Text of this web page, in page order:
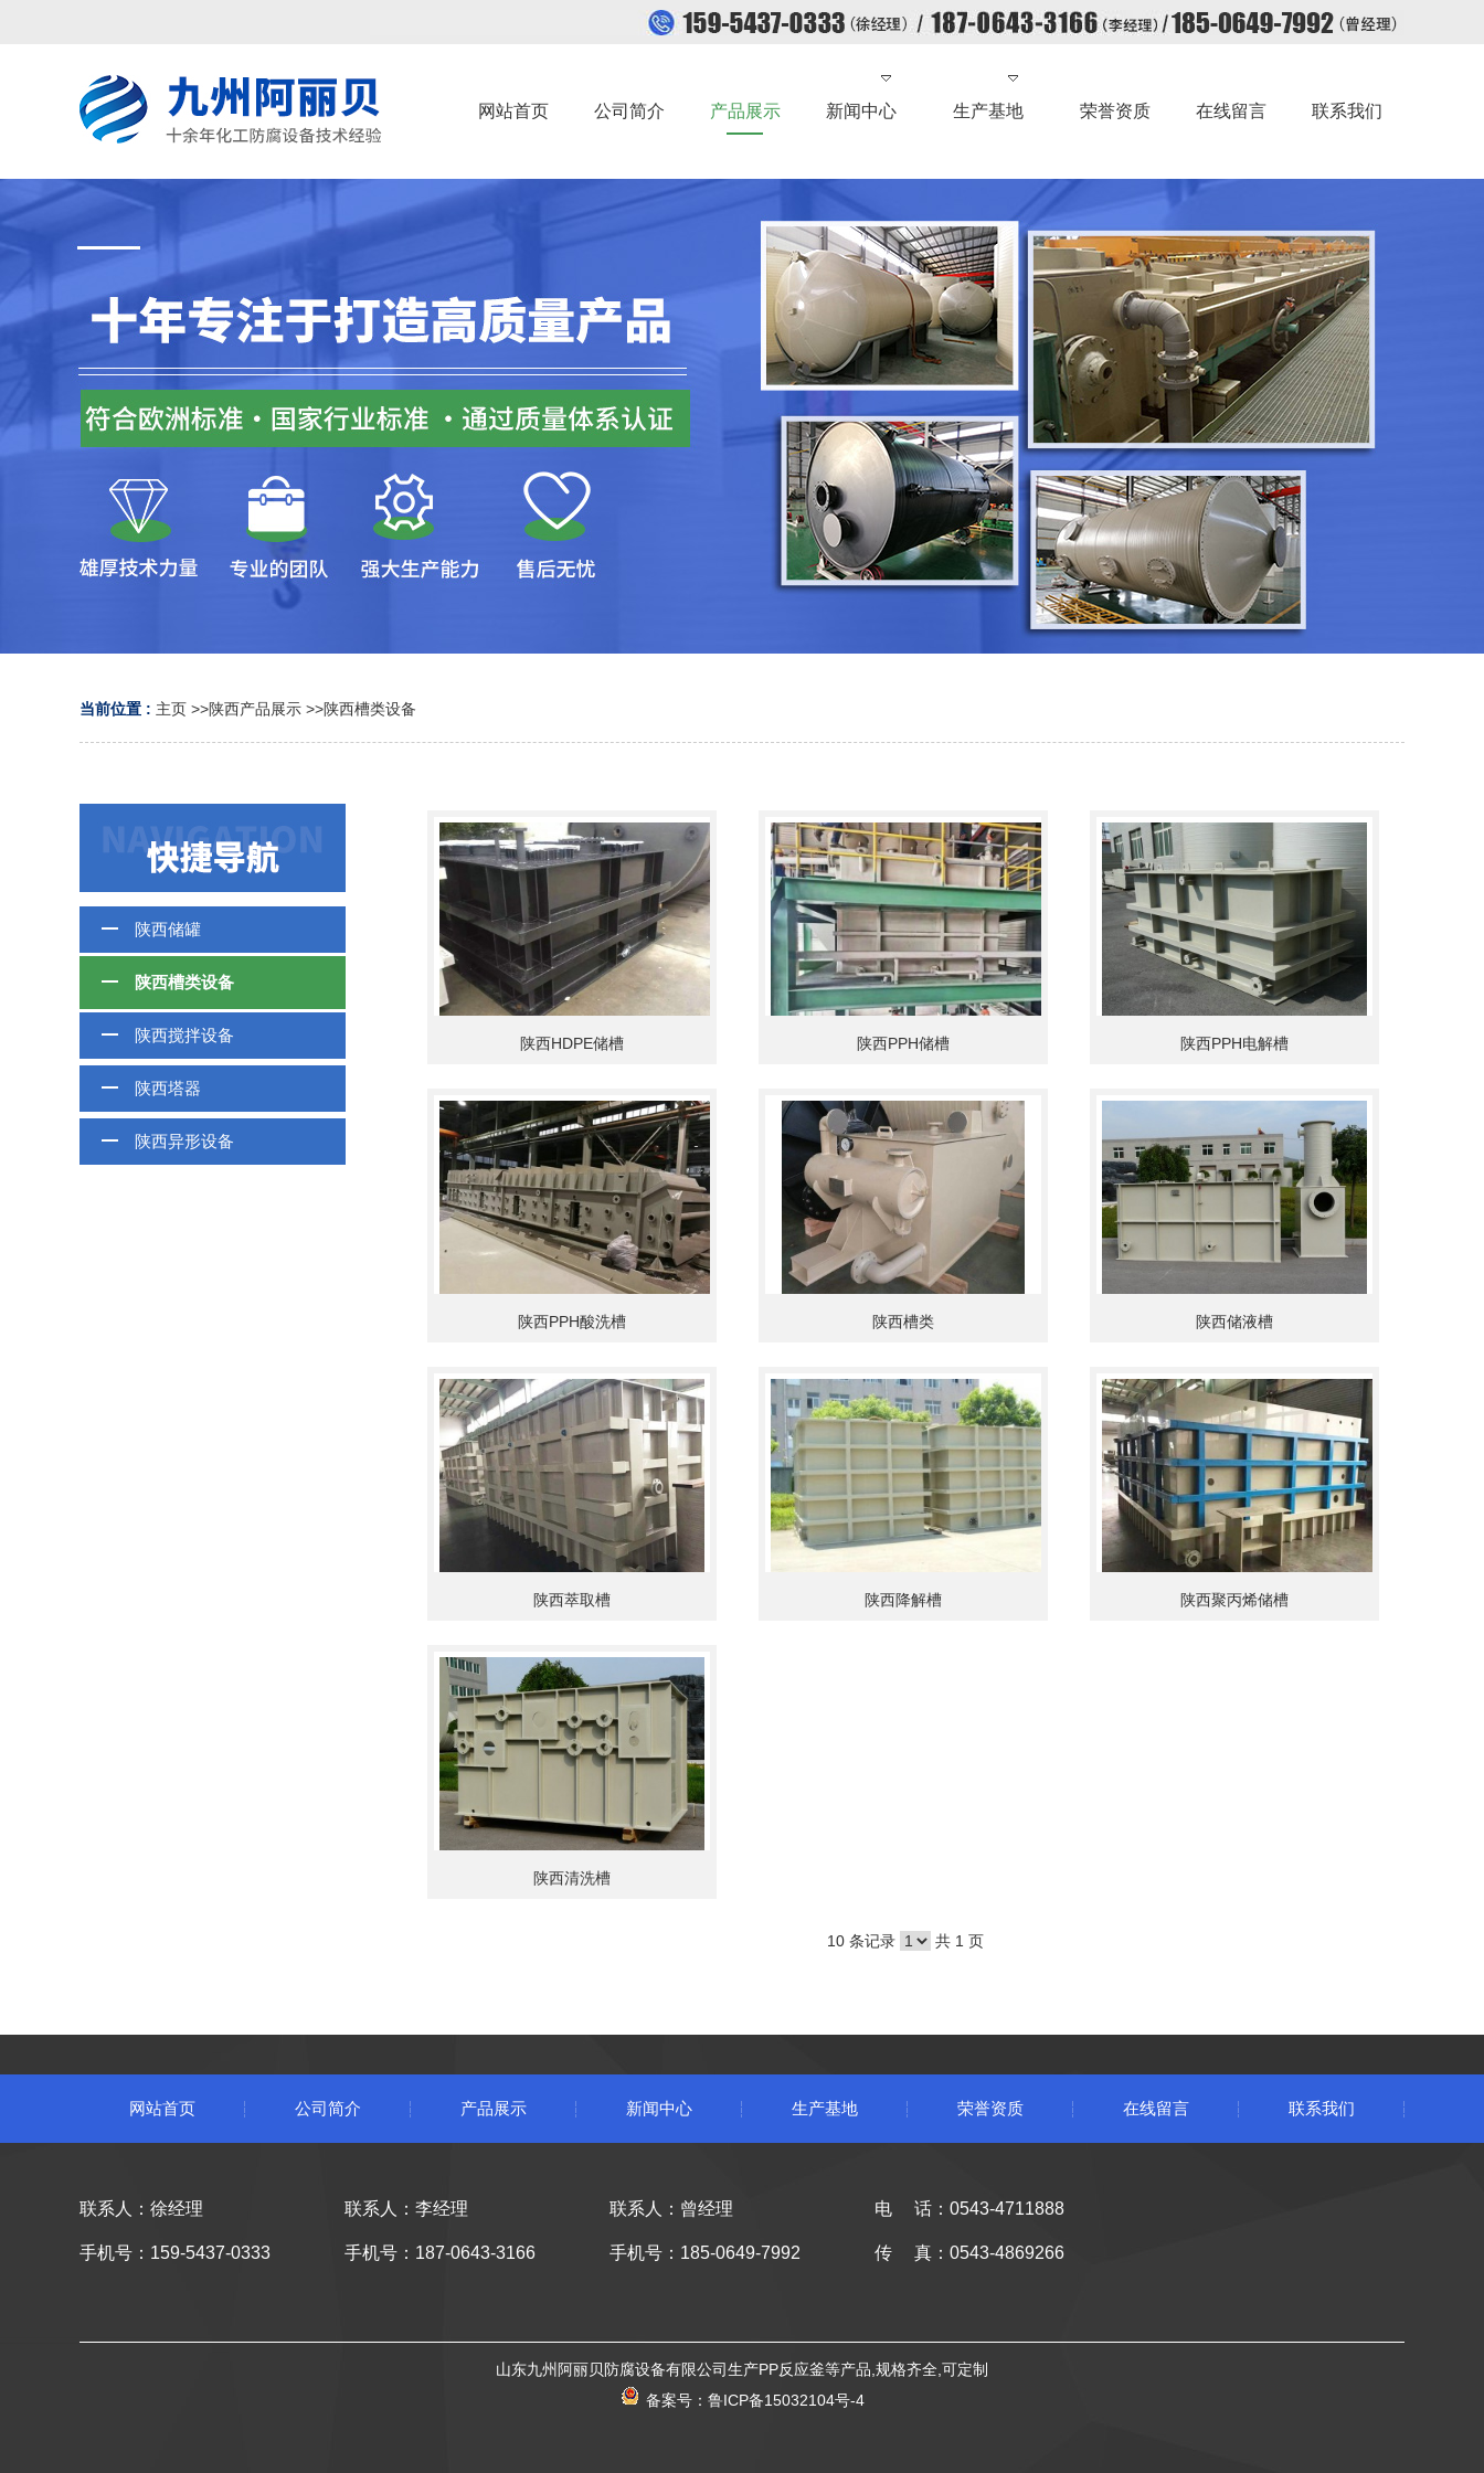
网站首页 公司简介 产品展示 新闻中心 生产基地 荣誉资质 在线留言 联系我们
当前位置 : 主页 >>陕西产品展示 >>陕西槽类设备
陕西储罐
陕西槽类设备
陕西搅拌设备
陕西塔器
陕西异形设备
陕西HDPE储槽 陕西PPH储槽 陕西PPH电解槽
陕西PPH酸洗槽 陕西槽类 陕西储液槽
陕西萃取槽 陕西降解槽 陕西聚丙烯储槽
陕西清洗槽
10 条记录 共 1 页
网站首页 公司简介 产品展示 新闻中心 生产基地 荣誉资质 在线留言 联系我们
联系人：徐经理
手机号：159-5437-0333
联系人：李经理
手机号：187-0643-3166
联系人：曾经理
手机号：185-0649-7992
电 话：0543-4711888
传 真：0543-4869266
山东九州阿丽贝防腐设备有限公司生产PP反应釜等产品,规格齐全,可定制
备案号： 鲁ICP备15032104号-4